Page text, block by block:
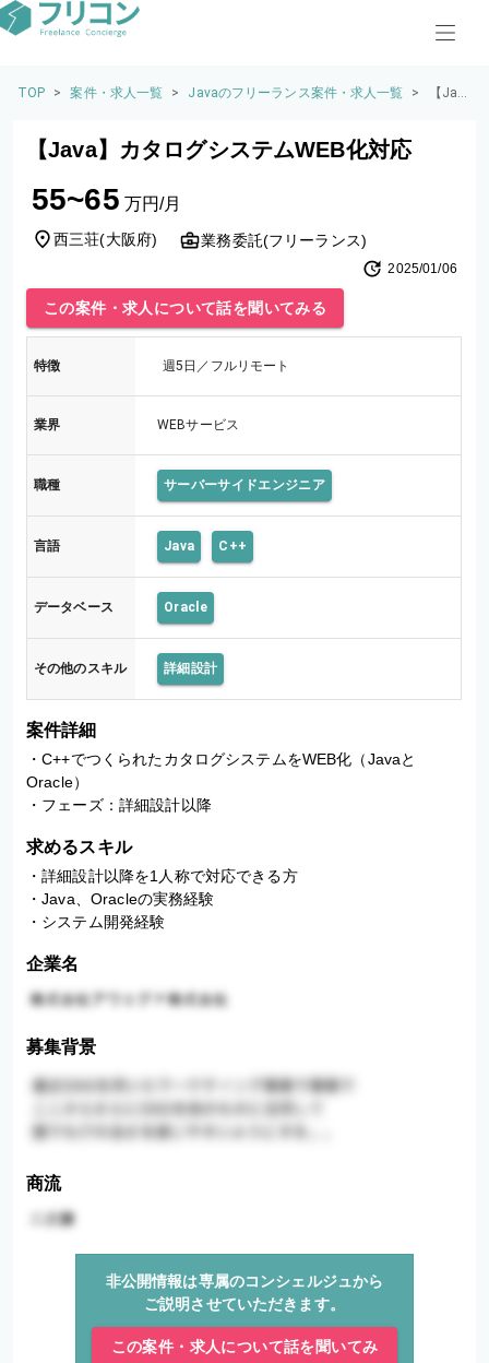
TOP > 案件・求人一覧 > Javaのフリーランス案件・求人一覧 >
【Jav
【Java】カタログシステムWEB化対応
55~65 万円/月
西三荘(大阪府) 業務委託(フリーランス)
2025/01/06
この案件・求人について話を聞いてみる
特徴 週5日／フルリモート
業界 WEBサービス
職種 サーバーサイドエンジニア
言語 Java C++
データベース Oracle
その他のスキル 詳細設計
案件詳細
・C++でつくられたカタログシステムをWEB化（Javaと
Oracle）
・フェーズ：詳細設計以降
求めるスキル
・詳細設計以降を1人称で対応できる方
・Java、Oracleの実務経験
・システム開発経験
企業名
募集背景
商流
非公開情報は専属のコンシェルジュから
ご説明させていただきます。
この案件・求人について話を聞いてみ